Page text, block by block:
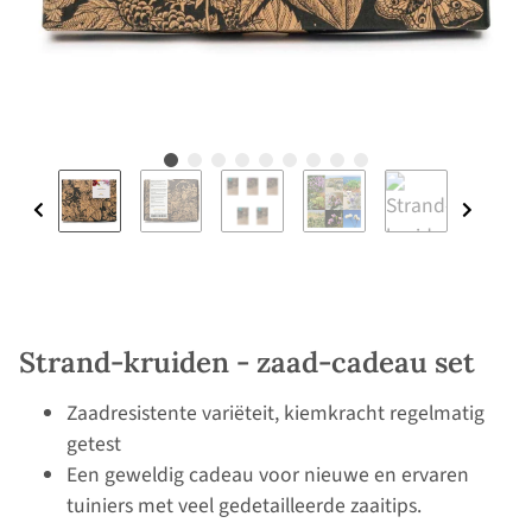
Strand-kruiden - zaad-cadeau set
Zaadresistente variëteit, kiemkracht regelmatig
getest
Een geweldig cadeau voor nieuwe en ervaren
tuiniers met veel gedetailleerde zaaitips.